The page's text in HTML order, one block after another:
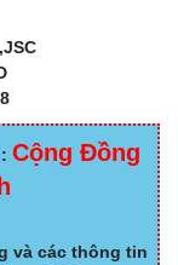
Cộng Đồng
và các thông tin